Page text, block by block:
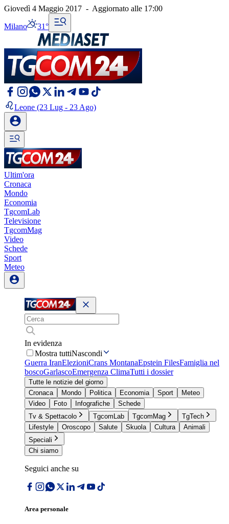
Giovedì 4 Maggio 2017 - Aggiornato alle 17:00
Milano 31°
Leone (23 Lug - 23 Ago)
Ultim'ora
Cronaca
Mondo
Economia
TgcomLab
Televisione
TgcomMag
Video
Schede
Sport
Meteo
In evidenza
Mostra tuttiNascondi
Guerra IranElezioniCrans MontanaEpstein FilesFamiglia nel
boscoGarlascoEmergenza ClimaTutti i dossier
Tutte le notizie del giorno
Cronaca
Mondo Politica Economia Sport
Meteo
Video
Foto Infografiche
Schede
Tv & Spettacolo
TgcomLab TgcomMag
TgTech
Lifestyle
Oroscopo Salute Skuola Cultura
Animali
Speciali
Chi siamo
Seguici anche su
Area personale